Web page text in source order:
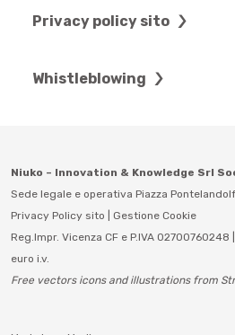
Privacy policy sito
Whistleblowing
Niuko – Innovation & Knowledge Srl
Sede legale e operativa Piazza
Privacy Policy sito
Gestione Cookie
Reg.Impr. Vicenza CF e P.IVA
euro i.v.
Free vectors icons and illustrations from